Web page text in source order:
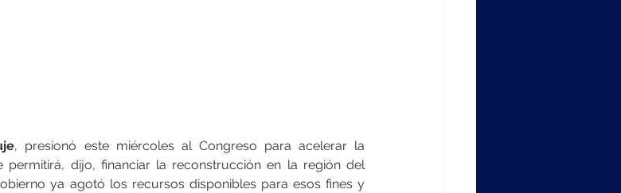
, presionó este miércoles al Congreso para acelerar la
dijo, financiar la reconstrucción en la región del
ya agotó los recursos disponibles para esos fines y